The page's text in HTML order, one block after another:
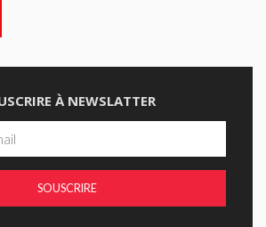
À NEWSLATTER
SOUSCRIRE